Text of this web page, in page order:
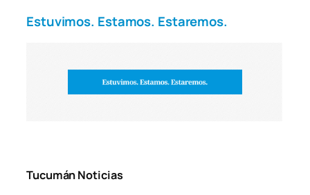
Estuvimos. Estamos. Estaremos.
Tucumán Noticias